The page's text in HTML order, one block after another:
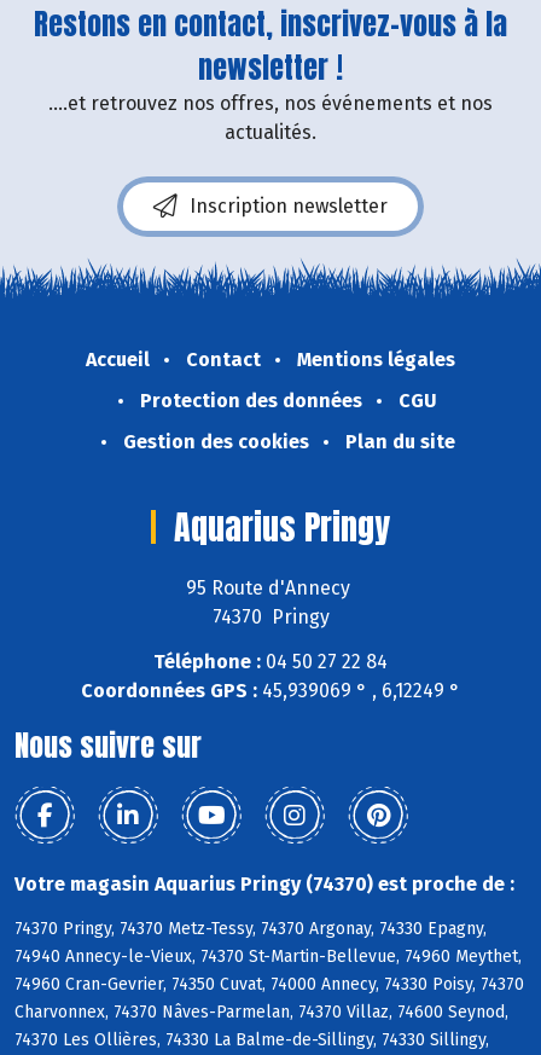
Restons en contact, inscrivez-vous à la
newsletter !
....et retrouvez nos offres, nos événements et nos
actualités.
Inscription newsletter
Accueil Contact
Mentions légales
Protection des données
CGU
Gestion des cookies
Plan du site
Aquarius Pringy
95 Route d'Annecy
74370 Pringy
Téléphone : 04 50 27 22 84
Coordonnées GPS : 45,939069 ° , 6,12249 °
Nous suivre sur
Votre magasin Aquarius Pringy (74370) est proche de :
74370 Pringy, 74370 Metz-Tessy, 74370 Argonay, 74330 Epagny,
74940 Annecy-le-Vieux, 74370 St-Martin-Bellevue, 74960 Meythet,
74960 Cran-Gevrier, 74350 Cuvat, 74000 Annecy, 74330 Poisy, 74370
Charvonnex, 74370 Nâves-Parmelan, 74370 Villaz, 74600 Seynod,
74370 Les Ollières, 74330 La Balme-de-Sillingy, 74330 Sillingy,